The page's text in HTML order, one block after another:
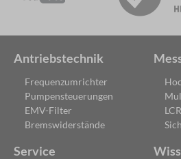
Antriebstechnik
Frequenzumrichter
Pumpensteuerungen
EMV-Filter
Bremswiderstände
Service